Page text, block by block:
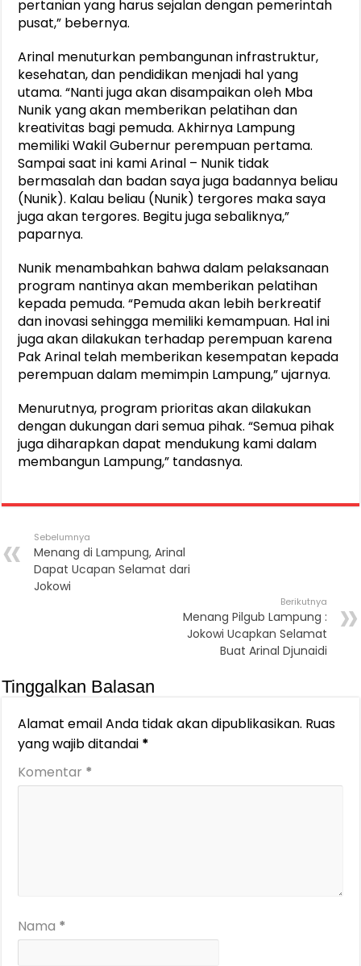
pertanian yang harus sejalan dengan pemerintah
pusat,” bebernya.
Arinal menuturkan pembangunan infrastruktur,
kesehatan, dan pendidikan menjadi hal yang
utama. “Nanti juga akan disampaikan oleh Mba
Nunik yang akan memberikan pelatihan dan
kreativitas bagi pemuda. Akhirnya Lampung
memiliki Wakil Gubernur perempuan pertama.
Sampai saat ini kami Arinal – Nunik tidak
bermasalah dan badan saya juga badannya beliau
(Nunik). Kalau beliau (Nunik) tergores maka saya
juga akan tergores. Begitu juga sebaliknya,”
paparnya.
Nunik menambahkan bahwa dalam pelaksanaan
program nantinya akan memberikan pelatihan
kepada pemuda. “Pemuda akan lebih berkreatif
dan inovasi sehingga memiliki kemampuan. Hal ini
juga akan dilakukan terhadap perempuan karena
Pak Arinal telah memberikan kesempatan kepada
perempuan dalam memimpin Lampung,” ujarnya.
Menurutnya, program prioritas akan dilakukan
dengan dukungan dari semua pihak. “Semua pihak
juga diharapkan dapat mendukung kami dalam
membangun Lampung,” tandasnya.
Sebelumnya
Menang di Lampung, Arinal
Dapat Ucapan Selamat dari
Jokowi
Berikutnya
Menang Pilgub Lampung :
Jokowi Ucapkan Selamat
Buat Arinal Djunaidi
Tinggalkan Balasan
Alamat email Anda tidak akan dipublikasikan. Ruas
yang wajib ditandai *
Komentar *
Nama *